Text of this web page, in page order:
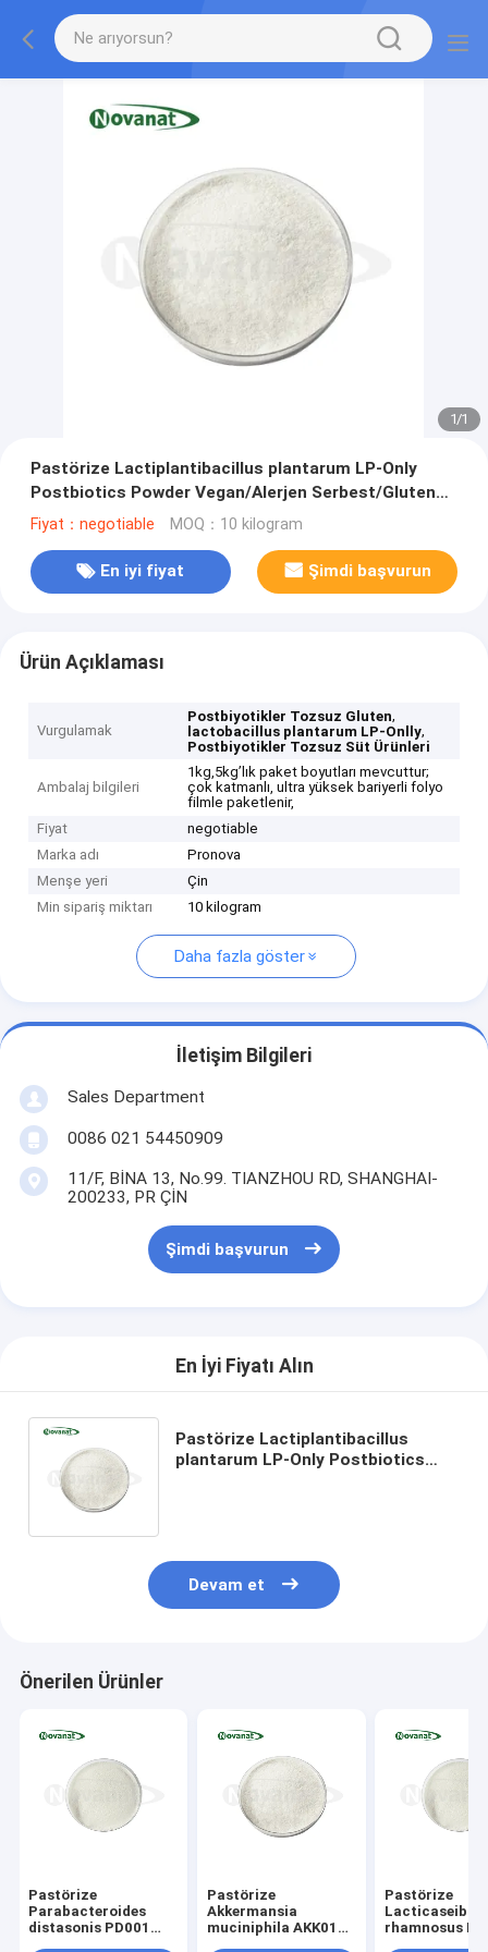
1/1
Pastörize Lactiplantibacillus plantarum LP-Only
Postbiotics Powder Vegan/Alerjen Serbest/Gluten
Serbest/Süt Serbest
Fiyat：negotiable MOQ：10 kilogram
En iyi fiyat Şimdi başvurun
Ürün Açıklaması
Vurgulamak
Postbiyotikler Tozsuz Gluten,
lactobacillus plantarum LP-Onlly,
Postbiyotikler Tozsuz Süt Ürünleri
Ambalaj bilgileri
1kg,5kg’lık paket boyutları mevcuttur;
çok katmanlı, ultra yüksek bariyerli folyo
filmle paketlenir,
Fiyat
negotiable
Marka adı
Pronova
Menşe yeri
Çin
Min sipariş miktarı
10 kilogram
Daha fazla göster
İletişim Bilgileri
Sales Department
0086 021 54450909
11/F, BİNA 13, No.99. TIANZHOU RD, SHANGHAI-
200233, PR ÇİN
Şimdi başvurun
En İyi Fiyatı Alın
Pastörize Lactiplantibacillus
plantarum LP-Only Postbiotics
Devam et
Önerilen Ürünler
Pastörize
Parabacteroides
distasonis PD001
Pastörize
Akkermansia
muciniphila AKK016
Pastörize
rhamnosus